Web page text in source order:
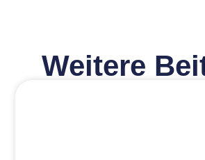
Weitere